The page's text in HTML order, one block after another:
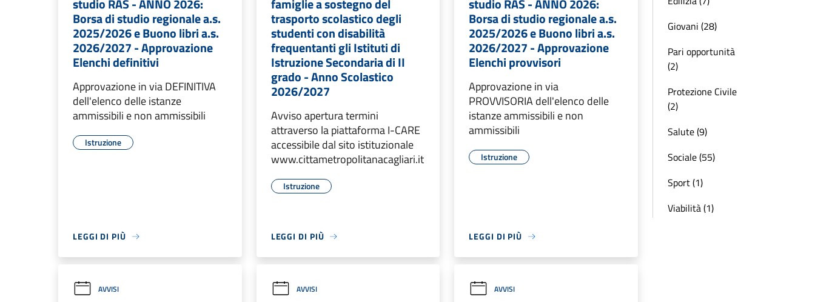
studio RAS - ANNO 2026:
Borsa di studio regionale a.s.
2025/2026 e Buono libri a.s.
2026/2027 - Approvazione
Elenchi definitivi
Approvazione in via DEFINITIVA
dell'elenco delle istanze
ammissibili e non ammissibili
Istruzione
LEGGI DI PIÙ
famiglie a sostegno del
trasporto scolastico degli
studenti con disabilità
frequentanti gli Istituti di
Istruzione Secondaria di II
grado - Anno Scolastico
2026/2027
Avviso apertura termini
attraverso la piattaforma I-CARE
accessibile dal sito istituzionale
www.cittametropolitanacagliari.it
Istruzione
LEGGI DI PIÙ
studio RAS - ANNO 2026:
Borsa di studio regionale a.s.
2025/2026 e Buono libri a.s.
2026/2027 - Approvazione
Elenchi provvisori
Approvazione in via
PROVVISORIA dell'elenco delle
istanze ammissibili e non
ammissibili
Istruzione
LEGGI DI PIÙ
AVVISI AVVISI AVVISI
Giovani (28)
Pari opportunità
(2)
Protezione Civile
(2)
Salute (9)
Sociale (55)
Sport (1)
Viabilità (1)